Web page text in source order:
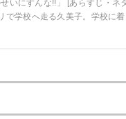
いにすんな!!」 [あらすじ・ネ
で学校へ走る久美子。学校に
索: